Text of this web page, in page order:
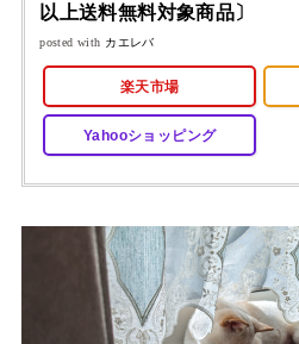
以上送料無料対象商品〕
posted with カエレバ
楽天市場
Yahooショッピング